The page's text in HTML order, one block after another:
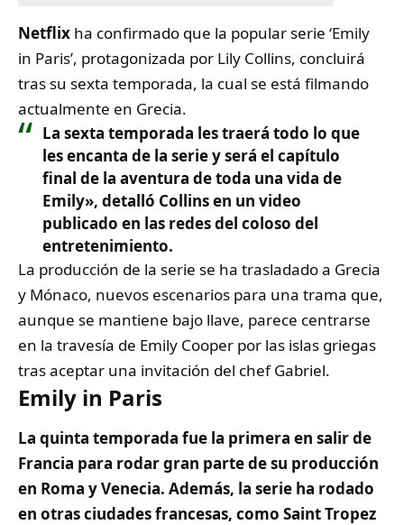
Netflix ha confirmado que la popular serie ‘Emily
in Paris’, protagonizada por Lily Collins, concluirá
tras su sexta temporada, la cual se está filmando
actualmente en Grecia.
La sexta temporada les traerá todo lo que
les encanta de la serie y será el capítulo
final de la aventura de toda una vida de
Emily», detalló Collins en un video
publicado en las redes del coloso del
entretenimiento.
La producción de la serie se ha trasladado a Grecia
y Mónaco, nuevos escenarios para una trama que,
aunque se mantiene bajo llave, parece centrarse
en la travesía de Emily Cooper por las islas griegas
tras aceptar una invitación del chef Gabriel.
Emily in Paris
La quinta temporada fue la primera en salir de
Francia para rodar gran parte de su producción
en Roma y Venecia. Además, la serie ha rodado
en otras ciudades francesas, como Saint Tropez